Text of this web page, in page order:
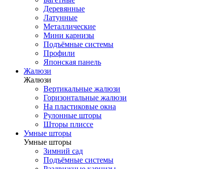
Деревянные
Латунные
Металлические
Мини карнизы
Подъёмные системы
Профили
Японская панель
Жалюзи
Жалюзи
Вертикальные жалюзи
Горизонтальные жалюзи
На пластиковые окна
Рулонные шторы
Шторы плиссе
Умные шторы
Умные шторы
Зимний сад
Подъёмные системы